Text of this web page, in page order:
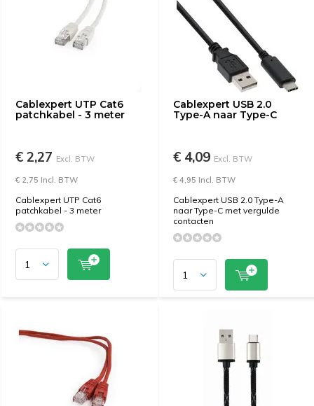
Cablexpert UTP Cat6
patchkabel - 3 meter
€ 2,27 Excl. BTW
€ 2,75 Incl. BTW
Cablexpert UTP Cat6
patchkabel - 3 meter
Cablexpert USB 2.0
Type-A naar Type-C
€ 4,09 Excl. BTW
€ 4,95 Incl. BTW
Cablexpert USB 2.0 Type-A
naar Type-C met vergulde
contacten